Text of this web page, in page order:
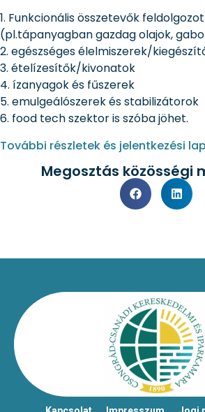
1. Funkcionális összetevők
(pl.tápanyagban gazdag olajok,
2. egészséges élelmiszerek/
3. ételízesítők/kivonatok
4. ízanyagok és fűszerek
5. emulgeálószerek és stabilizátorok
6. food tech szektor is szóba jöhet.
További részletek és jelentkezési lap
Megosztás közösségi